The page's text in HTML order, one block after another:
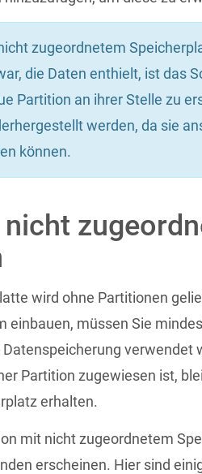
zugeordnetem
die Daten enthielt, ist das
Partition an ihrer Stelle zu
werden, da sie
können.
wird ohne Partitionen
einbauen, müssen Sie
verwendet
Partition zugewiesen ist,
erhalten.
mit nicht zugeordnetem
erscheinen. Hier sind